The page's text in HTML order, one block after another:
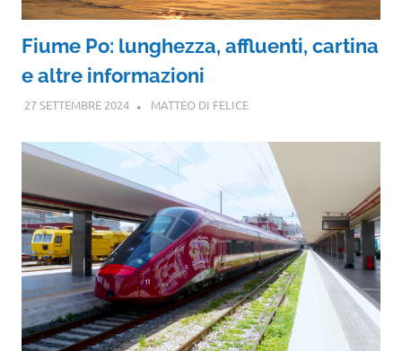
Fiume Po: lunghezza, affluenti, cartina
e altre informazioni
27 SETTEMBRE 2024 MATTEO DI FELICE